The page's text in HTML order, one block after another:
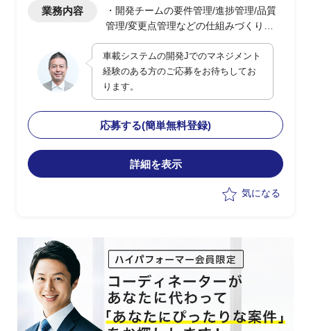
業務内容
・開発チームの要件管理/進捗管理/品質
管理/変更点管理などの仕組みづくり
・PJ全般のリソース管理
・各種報告資料の作成
・各ステークホルダー(顧客や各ベンダ
ー)との折衝業務
車載システムの開発Jでのマネジメント
経験のある方のご応募をお待ちしてお
ります。
応募する(簡単無料登録)
詳細を表示
気になる